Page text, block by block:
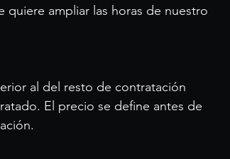
ampliar las horas de nuestro
al del resto de contratación
El precio se define antes de